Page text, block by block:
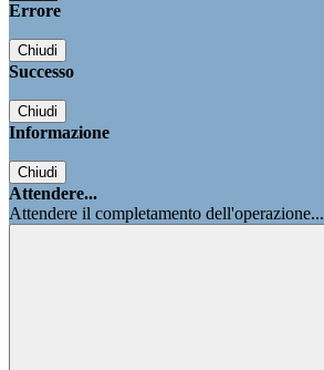
Errore
Chiudi
Successo
Chiudi
Informazione
Chiudi
Attendere...
Attendere il completamento dell'operazione...